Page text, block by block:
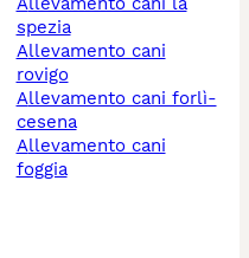
spezia
allevamento cani
rovigo
allevamento cani forlì-
cesena
allevamento cani
foggia